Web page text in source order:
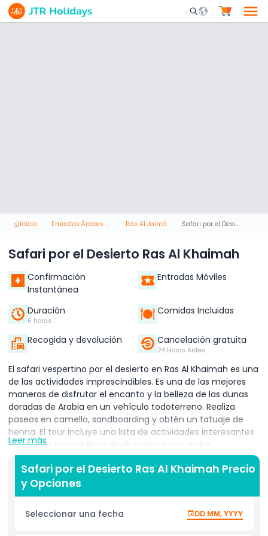
Mobile Search
Inicio Emiratos Árabes Unidos Ras Al Jaimá Safari por el Desierto Ras Al Khaimah
Safari por el Desierto Ras Al Khaimah
Confirmación
Instantánea
Entradas Móviles
Duración
6 horas
Comidas Incluidas
Recogida y devolución Cancelación gratuita
24 Horas Antes
El safari vespertino por el desierto en Ras Al Khaimah es una
de las actividades imprescindibles. Es una de las mejores
maneras de disfrutar el encanto y la belleza de las dunas
doradas de Arabia en un vehículo todoterreno. Realiza
paseos en camello, sandboarding y obtén un tatuaje de
henna. El tour incluye una lista de actividades interesantes
que harán tu viaje lleno de diversión y recuerdos
inolvidables. Únete a nosotros para el safari por el desierto
Ras Al Khaimah y crea recuerdos inolvidables con tu familia
y amigos.
Leer más
Safari por el Desierto Ras Al Khaimah Precio
y Opciones
Seleccionar una fecha DD MM, YYYY